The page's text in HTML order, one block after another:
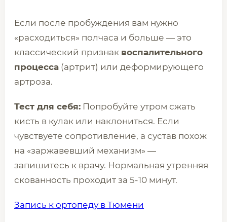
Если после пробуждения вам нужно
«расходиться» полчаса и больше — это
классический признак воспалительного
процесса (артрит) или деформирующего
артроза.
Тест для себя: Попробуйте утром сжать
кисть в кулак или наклониться. Если
чувствуете сопротивление, а сустав похож
на «заржавевший механизм» —
запишитесь к врачу. Нормальная утренняя
скованность проходит за 5-10 минут.
Запись к ортопеду в Тюмени